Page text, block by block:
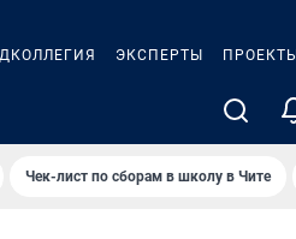
ЭКСПЕРТЫ ПРОЕКТЫ
Чек-лист по сборам в школу в Чите